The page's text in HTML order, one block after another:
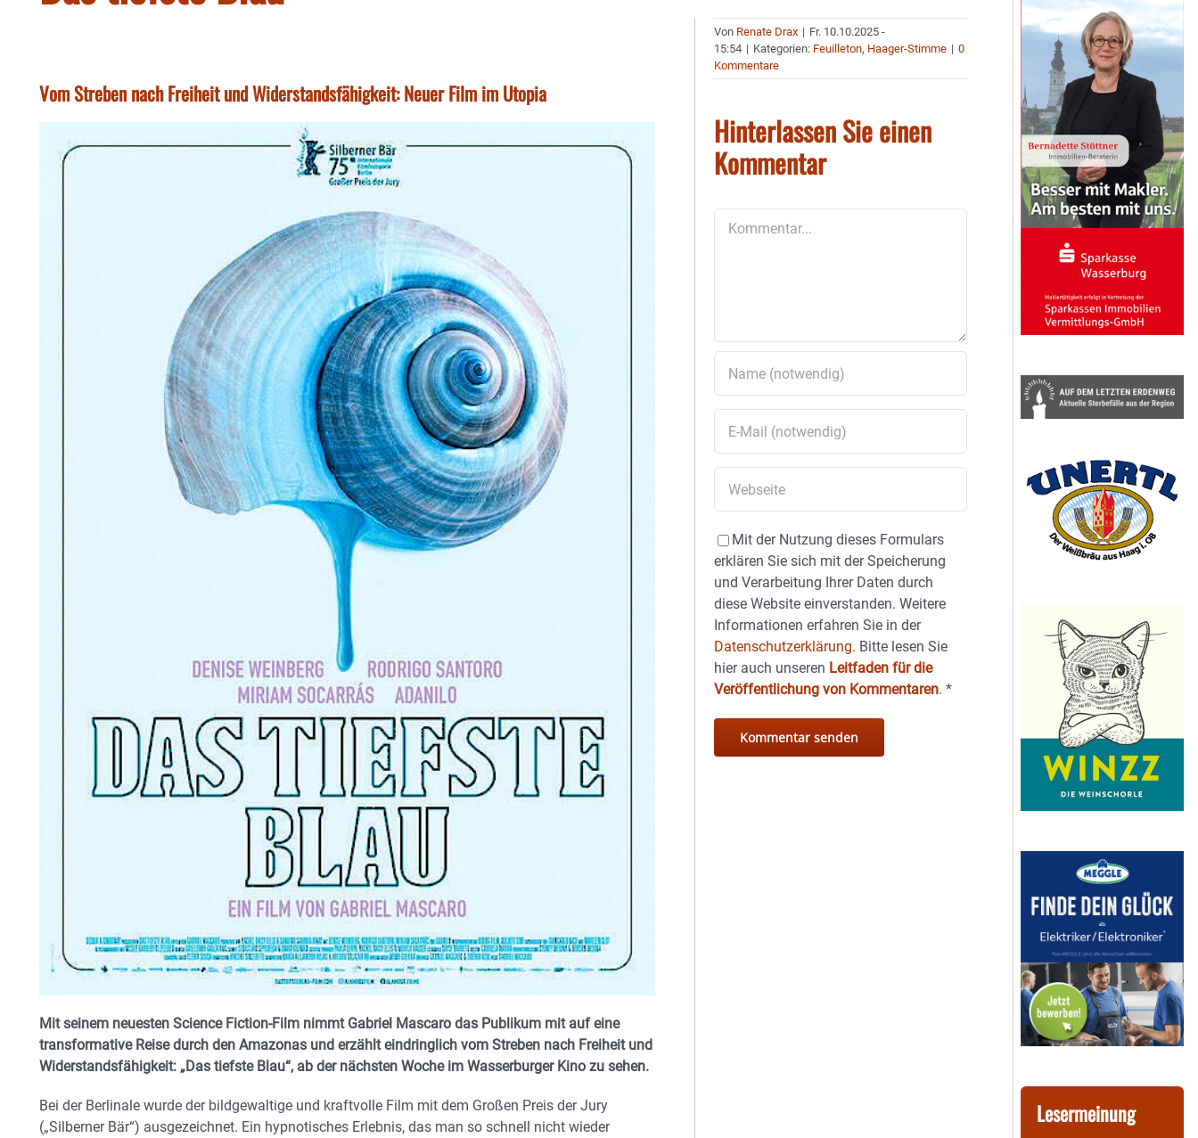
Vom Streben nach Freiheit und Widerstandsfähigkeit: Neuer Film im Utopia
Mit seinem neuesten Science Fiction-Film nimmt Gabriel Mascaro das Publikum mit auf eine
transformative Reise durch den Amazonas und erzählt eindringlich vom Streben nach Freiheit und
Widerstandsfähigkeit: „Das tiefste Blau“, ab der nächsten Woche im Wasserburger Kino zu sehen.
Bei der Berlinale wurde der bildgewaltige und kraftvolle Film mit dem Großen Preis der Jury
(„Silberner Bär“) ausgezeichnet. Ein hypnotisches Erlebnis, das man so schnell nicht wieder
Von Renate Drax | Fr. 10.10.2025 -
15:54 | Kategorien: Feuilleton, Haager-Stimme | 0
Kommentare
Hinterlassen Sie einen
Kommentar
Mit der Nutzung dieses Formulars
erklären Sie sich mit der Speicherung
und Verarbeitung Ihrer Daten durch
diese Website einverstanden. Weitere
Informationen erfahren Sie in der
Datenschutzerklärung. Bitte lesen Sie
hier auch unseren Leitfaden für die
Veröffentlichung von Kommentaren.*
Lesermeinung